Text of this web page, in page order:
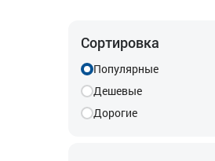
Сортировка
Популярные
Дешевые
Дорогие